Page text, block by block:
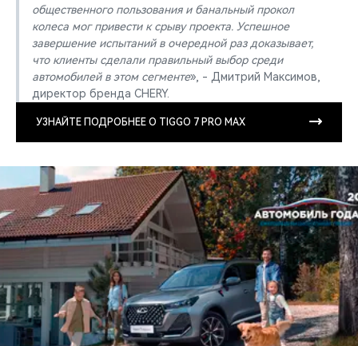
общественного пользования и банальный прокол
колеса мог привести к срыву проекта. Успешное
завершение испытаний в очередной раз доказывает,
что клиенты сделали правильный выбор среди
автомобилей в этом сегменте», - Дмитрий Максимов,
директор бренда CHERY.
УЗНАЙТЕ ПОДРОБНЕЕ О TIGGO 7 PRO MAX